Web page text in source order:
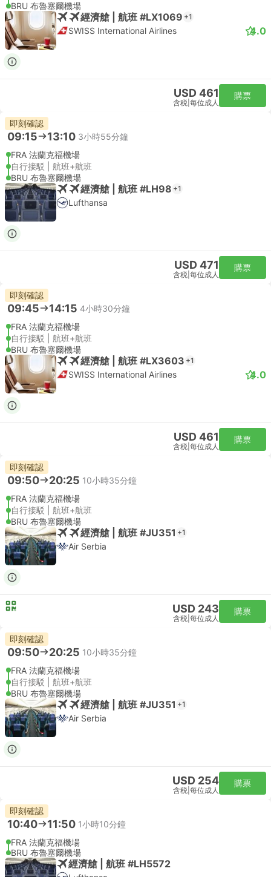
BRU 布魯塞爾機場
經濟艙 | 航班 #LX1069 +1
SWISS International Airlines 4.0
USD 461
含税 每位成人
購票
即刻確認
09:15 13:10 3小時55分鐘
FRA 法蘭克福機場
自行接駁 | 航班+航班
BRU 布魯塞爾機場
經濟艙 | 航班 #LH98 +1
Lufthansa
USD 471
含税 每位成人
購票
即刻確認
09:45 14:15 4小時30分鐘
FRA 法蘭克福機場
自行接駁 | 航班+航班
BRU 布魯塞爾機場
經濟艙 | 航班 #LX3603 +1
SWISS International Airlines 4.0
USD 461
含税 每位成人
購票
即刻確認
09:50 20:25 10小時35分鐘
FRA 法蘭克福機場
自行接駁 | 航班+航班
BRU 布魯塞爾機場
經濟艙 | 航班 #JU351 +1
Air Serbia
USD 243
含税 每位成人
購票
即刻確認
09:50 20:25 10小時35分鐘
FRA 法蘭克福機場
自行接駁 | 航班+航班
BRU 布魯塞爾機場
經濟艙 | 航班 #JU351 +1
Air Serbia
USD 254
含税 每位成人
購票
即刻確認
10:40 11:50 1小時10分鐘
FRA 法蘭克福機場
BRU 布魯塞爾機場
經濟艙 | 航班 #LH5572